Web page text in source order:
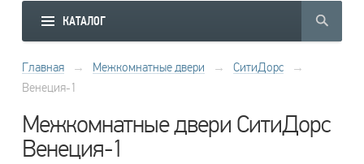
КАТАЛОГ
Главная → Межкомнатные двери → СитиДорс
→
Венеция-1
Межкомнатные двери СитиДорс
Венеция-1